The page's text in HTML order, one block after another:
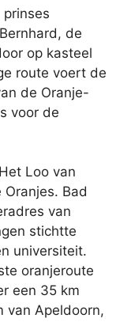
de
op kasteel
route voert de
de Oranje-
voor de
Loo van
Bad
van
stichtte
universiteit.
oranjeroute
een 35 km
van Apeldoorn,